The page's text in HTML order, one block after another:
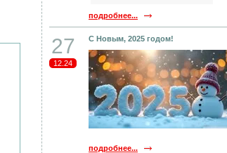
подробнее...
27
12.24
С Новым, 2025 годом!
подробнее...